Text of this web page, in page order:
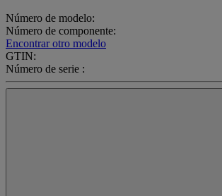
Número de modelo:
Número de componente:
Encontrar otro modelo
GTIN:
Número de serie :